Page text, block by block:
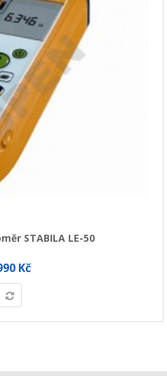
STABILA LE-50
Kč